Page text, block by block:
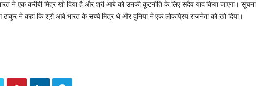
ने एक करीबी मित्र खो दिया है और श्री आबे को उनकी कूटनीति के लिए सदैव याद किया जाएगा। सूचना
ठाकुर ने कहा कि श्री आबे भारत के सच्‍चे मित्र थे और दुनिया ने एक लोकप्रिय राजनेता को खो दिया।